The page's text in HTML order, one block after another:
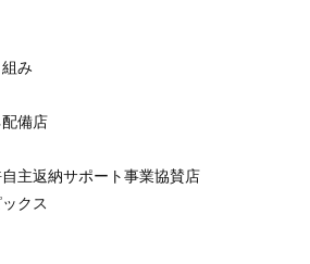
み
備店
主返納サポート事業協賛店
クス